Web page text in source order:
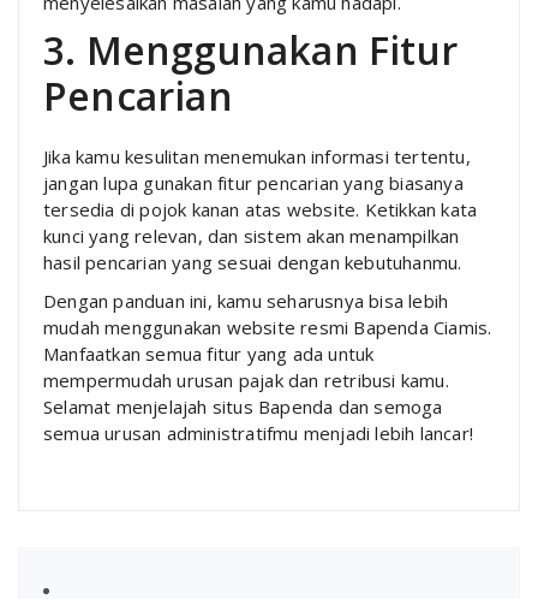
3. Menggunakan Fitur
Pencarian
Jika kamu kesulitan menemukan informasi tertentu,
jangan lupa gunakan fitur pencarian yang biasanya
tersedia di pojok kanan atas website. Ketikkan kata
kunci yang relevan, dan sistem akan menampilkan
hasil pencarian yang sesuai dengan kebutuhanmu.
Dengan panduan ini, kamu seharusnya bisa lebih
mudah menggunakan website resmi Bapenda Ciamis.
Manfaatkan semua fitur yang ada untuk
mempermudah urusan pajak dan retribusi kamu.
Selamat menjelajah situs Bapenda dan semoga
semua urusan administratifmu menjadi lebih lancar!